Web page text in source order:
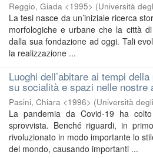
Reggio, Giada <1995> (Università
La tesi nasce da un’iniziale ricerca
morfologiche e urbane che la città
dalla sua fondazione ad oggi. Tali
la realizzazione ...
Luoghi dell’abitare ai tempi
su socialità e spazi nelle nostre
Pasini, Chiara <1996> (Università
La pandemia da Covid-19 ha
sprovvista. Benché riguardi, in
rivoluzionato in modo importante lo
del mondo, causando importanti ...